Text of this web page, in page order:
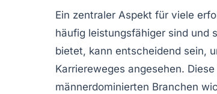
Ein zentraler Aspekt für viele
häufig leistungsfähiger sind und
bietet, kann entscheidend sein,
Karriereweges angesehen.
männerdominierten Branchen